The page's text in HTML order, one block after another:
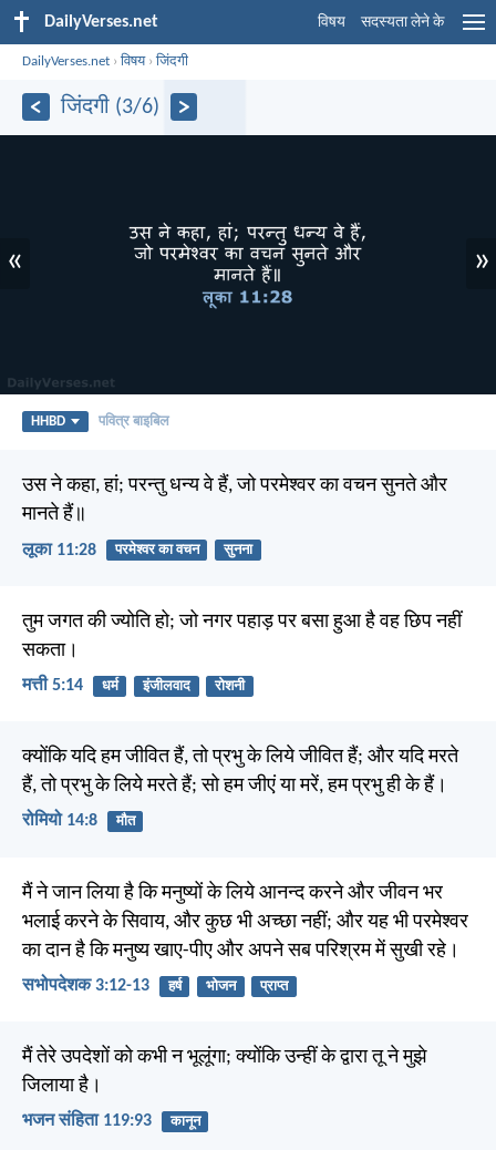
DailyVerses.net विषय सदस्यता लेने के
DailyVerses.net ›विषय›जिंदगी
जिंदगी (3/6)
« »
HHBD पवित्र बाइबिल
उस ने कहा, हां; परन्तु धन्य वे हैं, जो परमेश्वर का वचन सुनते और
मानते हैं॥
लूका 11:28 परमेश्वर का वचन सुनना
तुम जगत की ज्योति हो; जो नगर पहाड़ पर बसा हुआ है वह छिप नहीं
सकता।
मत्ती 5:14 धर्म इंजीलवाद रोशनी
क्योंकि यदि हम जीवित हैं, तो प्रभु के लिये जीवित हैं; और यदि मरते
हैं, तो प्रभु के लिये मरते हैं; सो हम जीएं या मरें, हम प्रभु ही के हैं।
रोमियो 14:8 मौत
मैं ने जान लिया है कि मनुष्यों के लिये आनन्द करने और जीवन भर
भलाई करने के सिवाय, और कुछ भी अच्छा नहीं; और यह भी परमेश्वर
का दान है कि मनुष्य खाए-पीए और अपने सब परिश्रम में सुखी रहे।
सभोपदेशक 3:12-13 हर्ष भोजन प्राप्त
मैं तेरे उपदेशों को कभी न भूलूंगा; क्योंकि उन्हीं के द्वारा तू ने मुझे
जिलाया है।
भजन संहिता 119:93 कानून